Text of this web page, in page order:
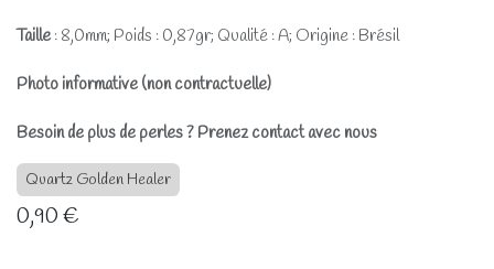
Taille : 8,0mm; Poids : 0,87gr; Qualité : A; Origine : Brésil
Photo informative (non contractuelle)
Besoin de plus de perles ? Prenez contact avec nous
Quartz Golden Healer
0,90€